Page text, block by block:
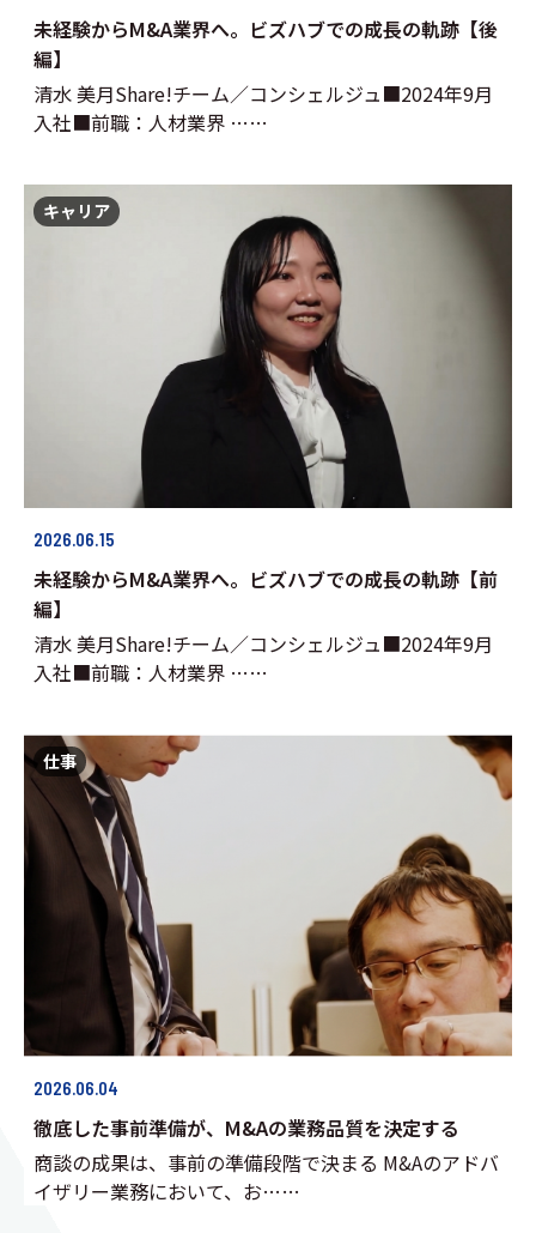
未経験からM&A業界へ。ビズハブでの成長の軌跡【後
編】
清水 美月Share!チーム／コンシェルジュ■2024年9月
入社■前職：人材業界 ……
2026.06.15
未経験からM&A業界へ。ビズハブでの成長の軌跡【前
編】
清水 美月Share!チーム／コンシェルジュ■2024年9月
入社■前職：人材業界 ……
キャリア
2026.06.04
徹底した事前準備が、M&Aの業務品質を決定する
商談の成果は、事前の準備段階で決まる M&Aのアドバ
イザリー業務において、お……
仕事